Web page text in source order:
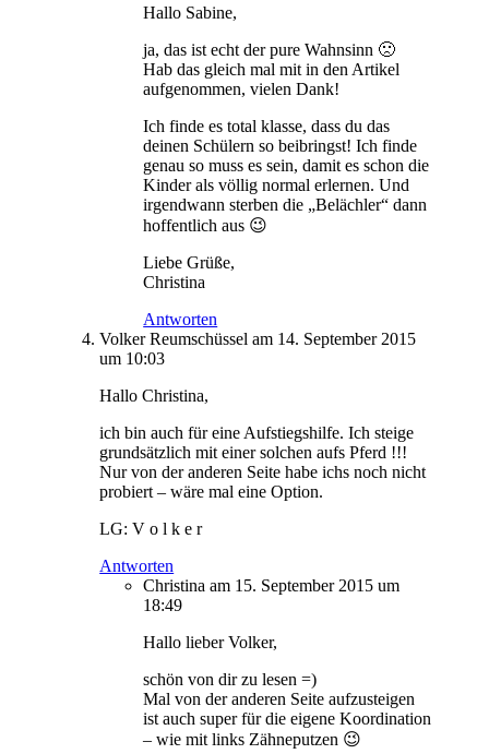
Hallo Sabine,
ja, das ist echt der pure Wahnsinn 🙁
Hab das gleich mal mit in den Artikel
aufgenommen, vielen Dank!
Ich finde es total klasse, dass du das
deinen Schülern so beibringst! Ich finde
genau so muss es sein, damit es schon die
Kinder als völlig normal erlernen. Und
irgendwann sterben die „Belächler“ dann
hoffentlich aus 😉
Liebe Grüße,
Christina
Antworten
Volker Reumschüssel am 14. September 2015
um 10:03
Hallo Christina,
ich bin auch für eine Aufstiegshilfe. Ich steige
grundsätzlich mit einer solchen aufs Pferd !!!
Nur von der anderen Seite habe ichs noch nicht
probiert – wäre mal eine Option.
LG: V o l k e r
Antworten
Christina am 15. September 2015 um
18:49
Hallo lieber Volker,
schön von dir zu lesen =)
Mal von der anderen Seite aufzusteigen
ist auch super für die eigene Koordination
– wie mit links Zähneputzen 😉